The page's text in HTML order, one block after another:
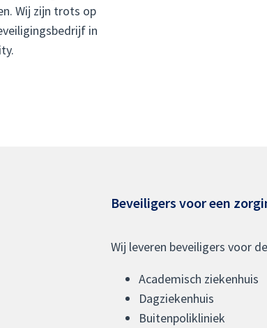
Wij zijn trots op
in
Beveiligers voor een
Wij leveren beveiligers voor
Academisch ziekenhuis
Dagziekenhuis
Buitenpolikliniek